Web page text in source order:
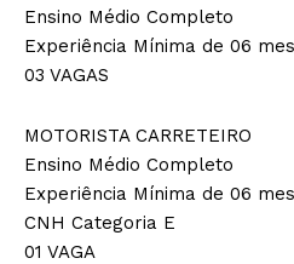
Ensino Médio Completo
Experiência Mínima de 06
03 VAGAS
MOTORISTA CARRETEIRO
Ensino Médio Completo
Experiência Mínima de 06
CNH Categoria E
01 VAGA